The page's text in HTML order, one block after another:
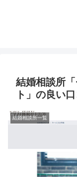
結婚相談所
ト」の良い
結婚相談所一覧